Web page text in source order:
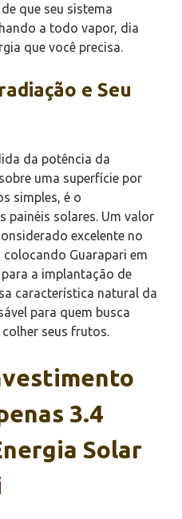
que seu sistema
a todo vapor, dia
que você precisa.
e Seu
da potência da
uma superfície por
simples, é o
painéis solares. Um valor
excelente no
Guarapari em
a implantação de
característica natural da
para quem busca
colher seus frutos.
3.4
Solar